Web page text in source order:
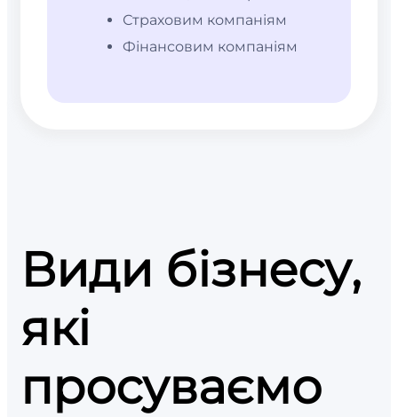
Страховим компаніям
Фінансовим компаніям
Види бізнесу,
які
просуваємо